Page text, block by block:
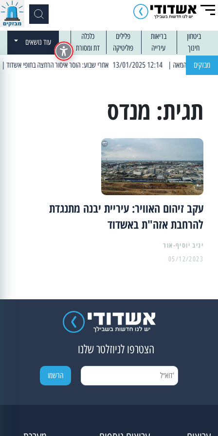
ביטחון בריאות פלילים
כלכלה
חינוך
עירייה פוליטיקה דת ומסורת
עוד נושאים
מבזקים | 12:14 13/01/2025 אחרי שבוע: הוסר איסור הרחצה בחופי אשדוד | 13:04 14/01/2025 עובדים בלילות:
תגית: מנדס
עקב זיהום האוויר: עיריית יבנה מתנגדת
להרחבת אזה"ת באשדוד
יניב יוסיף-אור
05/12/2023
הצטרפו לניוזלטר שלנו